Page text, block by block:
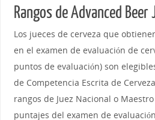
Rangos de Advanced Beer
Los jueces de cerveza que
en el examen de evaluación de
puntos de evaluación) son
de Competencia Escrita de
rangos de Juez Nacional o
puntajes del examen de